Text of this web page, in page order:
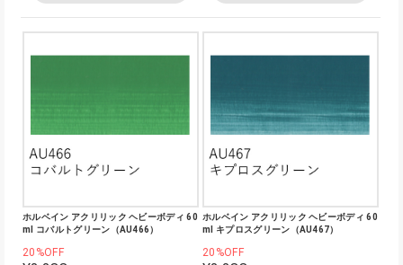
ホルベイン アクリリック ヘビーボディ 60
ml コバルトグリーン（AU466）
20%OFF
ホルベイン アクリリック ヘビーボディ 60
ml キプロスグリーン（AU467）
20%OFF